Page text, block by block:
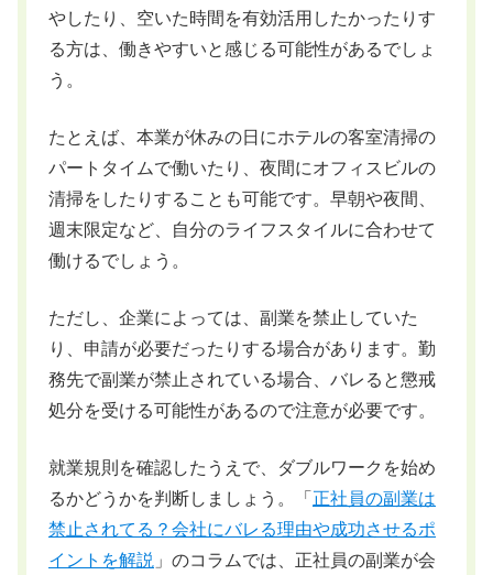
やしたり、空いた時間を有効活用したかったりす
る方は、働きやすいと感じる可能性があるでしょ
う。
たとえば、本業が休みの日にホテルの客室清掃の
パートタイムで働いたり、夜間にオフィスビルの
清掃をしたりすることも可能です。早朝や夜間、
週末限定など、自分のライフスタイルに合わせて
働けるでしょう。
ただし、企業によっては、副業を禁止していた
り、申請が必要だったりする場合があります。勤
務先で副業が禁止されている場合、バレると懲戒
処分を受ける可能性があるので注意が必要です。
就業規則を確認したうえで、ダブルワークを始め
るかどうかを判断しましょう。「 正社員の副業は
禁止されてる？会社にバレる理由や成功させるポ
イントを解説 」のコラムでは、正社員の副業が会